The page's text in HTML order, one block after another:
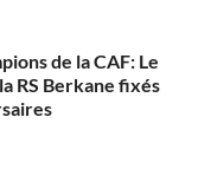
de la CAF: Le
RS Berkane fixés